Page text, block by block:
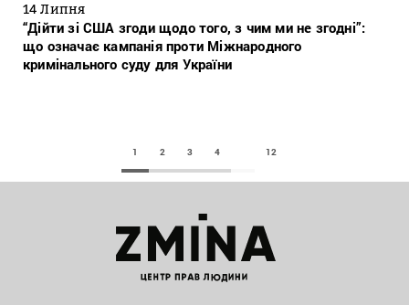
14 Липня
“Дійти зі США згоди щодо того, з чим ми не згодні”:
що означає кампанія проти Міжнародного
кримінального суду для України
1 2 3 4 12